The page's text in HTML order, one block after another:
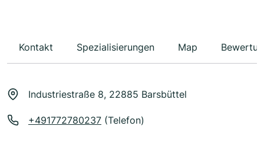
Kontakt Spezialisierungen Map
Industriestraße 8, 22885 Barsbüttel
+491772780237 (Telefon)